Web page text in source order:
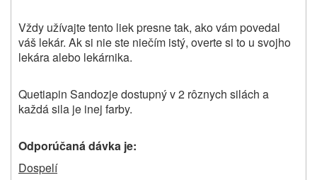
Vždy užívajtetento liekpresne tak, ako vám povedal
váš lekár. Ak si nie ste niečím istý, overte si to u svojho
lekára alebo lekárnika.
Quetiapin Sandozje dostupný v 2 rôznych silách a
každá sila je inej farby.
Odporúčaná dávka je:
Dospelí